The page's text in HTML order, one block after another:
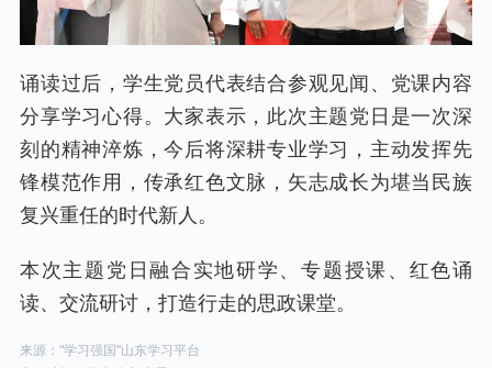
诵读过后，学生党员代表结合参观见闻、党课内容
分享学习心得。大家表示，此次主题党日是一次深
刻的精神淬炼，今后将深耕专业学习，主动发挥先
锋模范作用，传承红色文脉，矢志成长为堪当民族
复兴重任的时代新人。
本次主题党日融合实地研学、专题授课、红色诵
读、交流研讨，打造行走的思政课堂。
来源：“学习强国”山东学习平台